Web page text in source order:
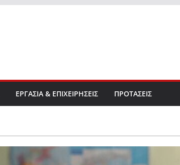
ΕΡΓΑΣΙΑ & ΕΠΙΧΕΙΡΗΣΕΙΣ ΠΡΟΤΑΣΕΙΣ